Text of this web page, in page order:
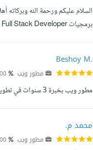
Beshoy M.
مطور ويب 100.00
مطور ويب بخبرة 3 سنوات في تطوير الواجهات الأمامية (Frontend) وسنتين في تطوير الواجهات الخلفية (Backend).
محمد م.
مطور ويب 0.00